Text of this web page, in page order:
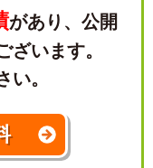
があり、 公開
ざいます。
い。